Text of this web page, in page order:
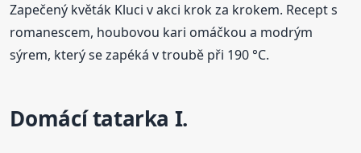
Zapečený květák Kluci v akci krok za krokem. Recept s
romanescem, houbovou kari omáčkou a modrým
sýrem, který se zapéká v troubě při 190 °C.
Domácí tatarka I.